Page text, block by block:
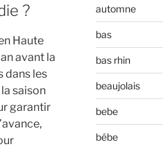
?
Haute
avant la
dans les
saison
garantir
automne
bas
bas rhin
beaujolais
bebe
bébe